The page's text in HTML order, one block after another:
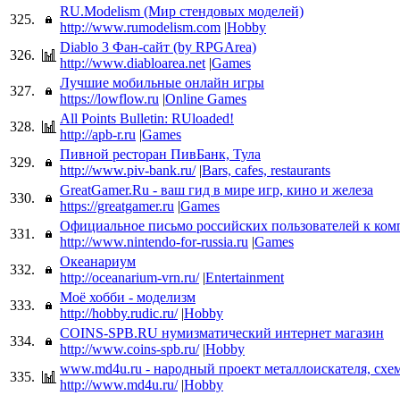
325.
RU.Modelism (Мир стендовых моделей)
http://www.rumodelism.com |Hobby
326.
Diablo 3 Фан-сайт (by RPGArea)
http://www.diabloarea.net |Games
327.
Лучшие мобильные онлайн игры
https://lowflow.ru |Online Games
328.
All Points Bulletin: RUloaded!
http://apb-r.ru |Games
329.
Пивной ресторан ПивБанк, Тула
http://www.piv-bank.ru/ |Bars, cafes, restaurants
330.
GreatGamer.Ru - ваш гид в мире игр, кино и железа
https://greatgamer.ru |Games
331.
Официальное письмо российских пользователей к
http://www.nintendo-for-russia.ru |Games
332.
Океанариум
http://oceanarium-vrn.ru/ |Entertainment
333.
Моё хобби - моделизм
http://hobby.rudic.ru/ |Hobby
334.
COINS-SPB.RU нумизматический интернет магазин
http://www.coins-spb.ru/ |Hobby
335.
www.md4u.ru - народный проект металлоискателя,
http://www.md4u.ru/ |Hobby